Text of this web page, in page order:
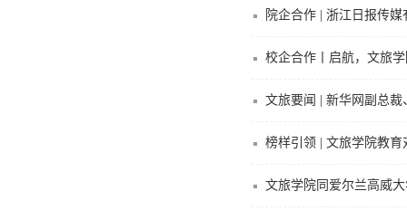
院企合作 | 浙江日报传
校企合作丨启航，文旅
文旅要闻 | 新华网副总
榜样引领 | 文旅学院教育
文旅学院同爱尔兰高威